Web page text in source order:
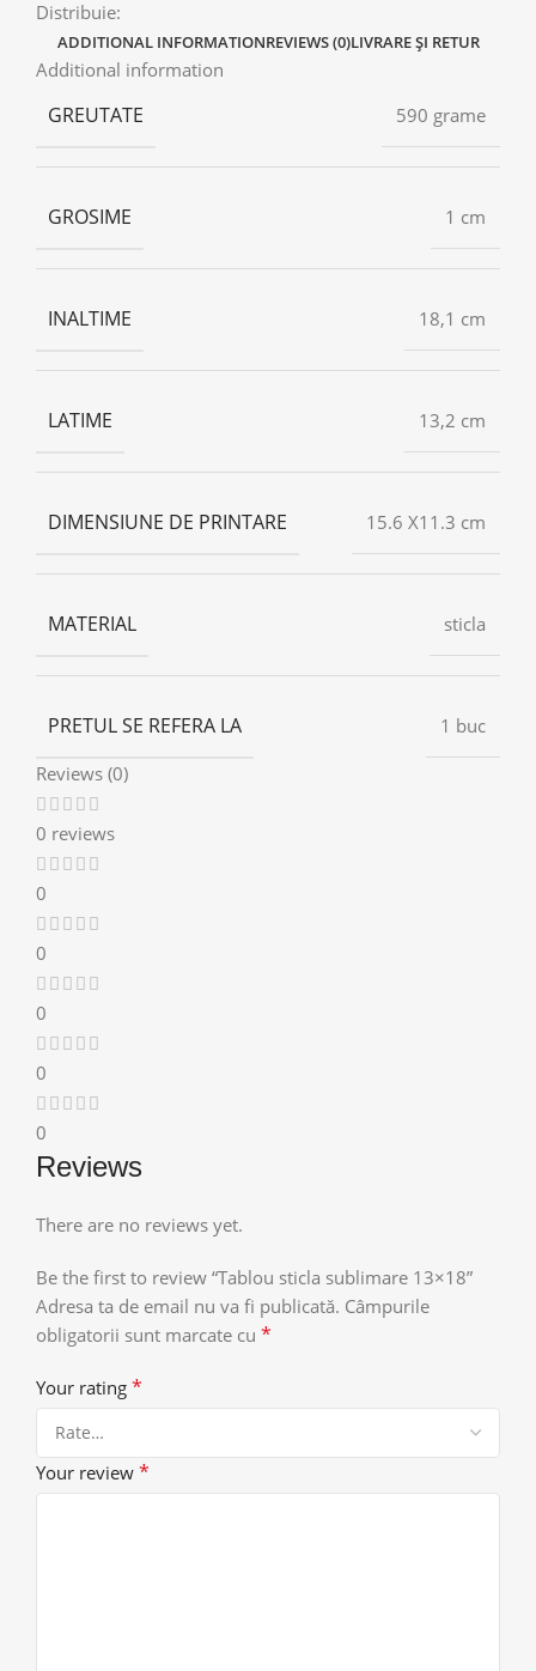
Distribuie:
ADDITIONAL INFORMATIONREVIEWS (0)LIVRARE ȘI RETUR
Additional information
GREUTATE 590 grame
GROSIME 1 cm
INALTIME 18,1 cm
LATIME 13,2 cm
DIMENSIUNE DE PRINTARE 15.6 X11.3 cm
MATERIAL sticla
PRETUL SE REFERA LA
1 buc
Reviews (0)
0 reviews
0
0
0
0
0
Reviews
There are no reviews yet.
Be the first to review “Tablou sticla sublimare 13×18”
Adresa ta de email nu va fi publicată. Câmpurile
obligatorii sunt marcate cu *
Your rating *
Your review *